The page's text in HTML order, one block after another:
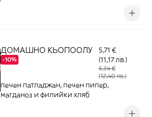
ДОМАШНО КЬОПООЛУ
-10%
5,71 €
(11,17 лв.)
6,34 €
(12,40 лв.)
печен патладжан, печен пипер,
магданоз и филийки хляб